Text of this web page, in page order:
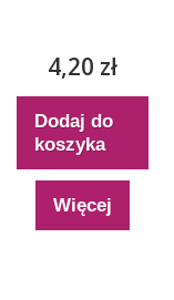
4,20 zł
Dodaj do
koszyka
Więcej